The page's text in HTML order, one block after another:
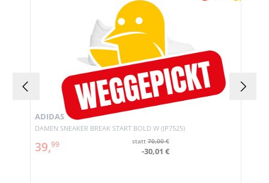
DAMEN SNEAKER BREAK START BOLD W (JP7525)
ADIDAS
39,99 statt70,00 €
-30,01 €